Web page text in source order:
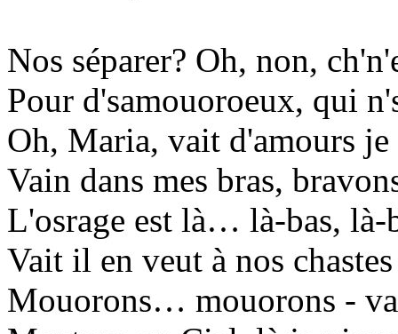
Nos séparer? Oh, non,
Pour d'samouoroeux, qui
Oh, Maria, vait d'amours
Vain dans mes bras,
L'osrage est là… là-bas, là-
Vait il en veut à nos
Mouorons… mouorons -